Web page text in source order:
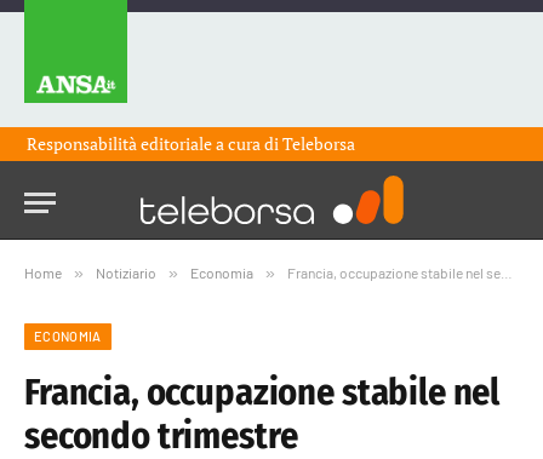
Responsabilità editoriale a cura diTeleborsa
Home » Notiziario » Economia » Francia, occupazione stabile nel secondo trimestre
ECONOMIA
Francia, occupazione stabile nel
secondo trimestre